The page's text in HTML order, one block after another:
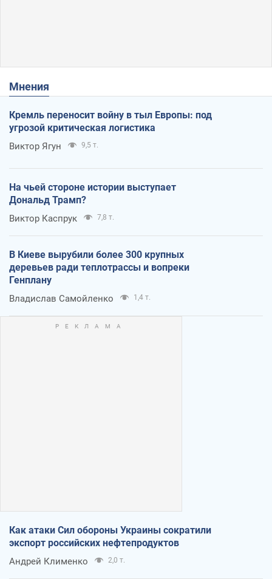
Мнения
Кремль переносит войну в тыл Европы: под
угрозой критическая логистика
Виктор Ягун 9,5 т.
На чьей стороне истории выступает
Дональд Трамп?
Виктор Каспрук 7,8 т.
В Киеве вырубили более 300 крупных
деревьев ради теплотрассы и вопреки
Генплану
Владислав Самойленко 1,4 т.
Как атаки Сил обороны Украины сократили
экспорт российских нефтепродуктов
Андрей Клименко 2,0 т.